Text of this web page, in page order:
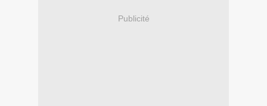
Publicité